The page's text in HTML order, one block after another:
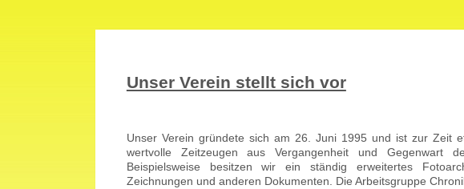
Unser Verein stellt sich vor
Unser Verein gründete sich am 26. Juni 1995 und ist zur Zeit
wertvolle Zeitzeugen aus Vergangenheit und Gegenwart
Beispielsweise besitzen wir ein ständig erweitertes
Zeichnungen und anderen Dokumenten. Die Arbeitsgruppe